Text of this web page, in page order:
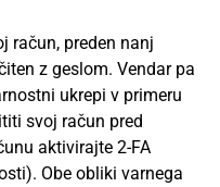
račun, preden nanj
z geslom. Vendar pa
ukrepi v primeru
svoj račun pred
aktivirajte 2-FA
Obe obliki varnega